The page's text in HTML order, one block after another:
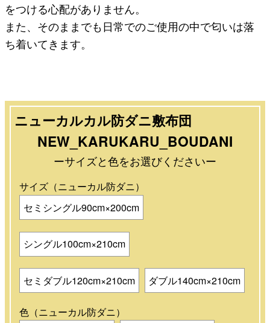
をつける心配がありません。
また、そのままでも日常でのご使用の中で匂いは落
ち着いてきます。
ニューカルカル防ダニ敷布団
NEW_KARUKARU_BOUDANI
ーサイズと色をお選びくださいー
サイズ（ニューカル防ダニ）
セミシングル90cm×200cm
シングル100cm×210cm
セミダブル120cm×210cm ダブル140cm×210cm
色（ニューカル防ダニ）